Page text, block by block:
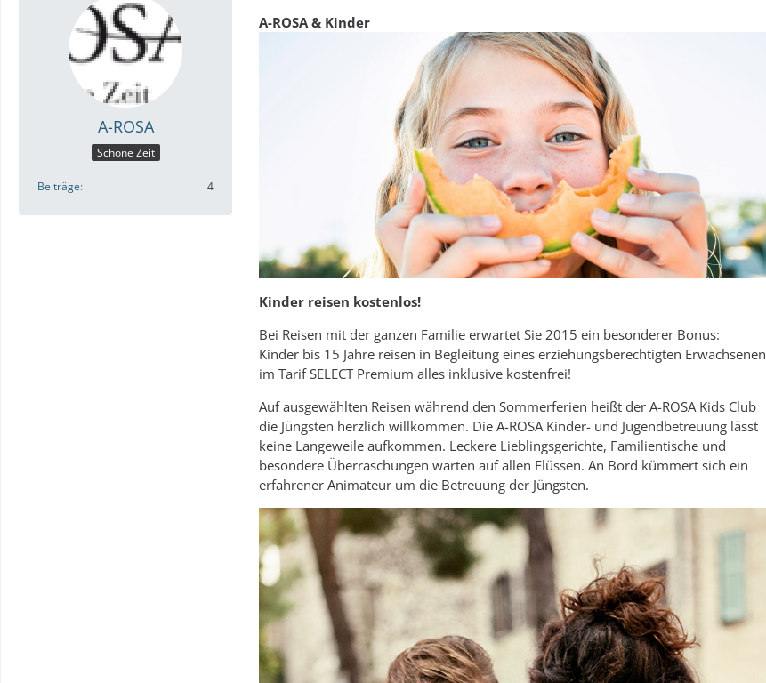
A-ROSA
Schöne Zeit
Beiträge 4
A-ROSA & Kinder
Kinder reisen kostenlos!
Bei Reisen mit der ganzen Familie erwartet Sie 2015 ein besonderer Bonus:
Kinder bis 15 Jahre reisen in Begleitung eines erziehungsberechtigten Erwachsenen
im Tarif SELECT Premium alles inklusive kostenfrei!
Auf ausgewählten Reisen während den Sommerferien heißt der A-ROSA Kids Club
die Jüngsten herzlich willkommen. Die A-ROSA Kinder- und Jugendbetreuung lässt
keine Langeweile aufkommen. Leckere Lieblingsgerichte, Familientische und
besondere Überraschungen warten auf allen Flüssen. An Bord kümmert sich ein
erfahrener Animateur um die Betreuung der Jüngsten.